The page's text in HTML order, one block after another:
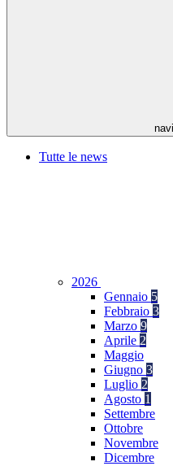
Tutte le news
2026
Gennaio 5
Febbraio 3
Marzo 9
Aprile 2
Maggio
Giugno 3
Luglio 2
Agosto 1
Settembre
Ottobre
Novembre
Dicembre